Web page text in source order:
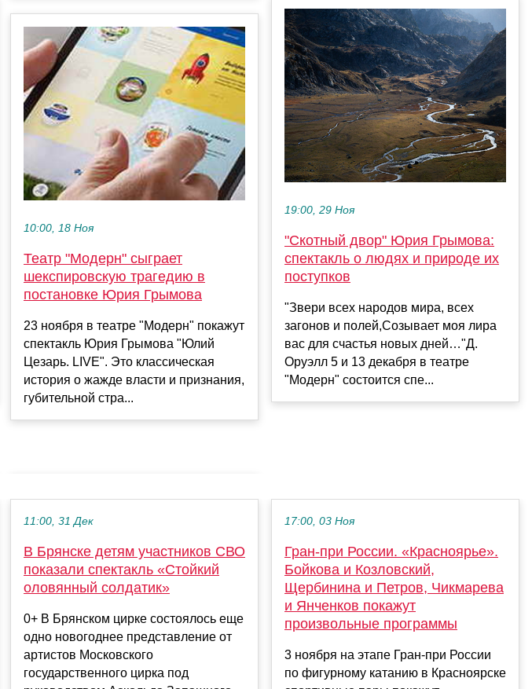
10:00, 18 Ноя
Театр "Модерн" сыграет
шекспировскую трагедию в
постановке Юрия Грымова
23 ноября в театре "Модерн" покажут
спектакль Юрия Грымова "Юлий
Цезарь. LIVE". Это классическая
история о жажде власти и признания,
губительной стра...
19:00, 29 Ноя
"Скотный двор" Юрия Грымова:
спектакль о людях и природе их
поступков
"Звери всех народов мира, всех
загонов и полей,Созывает моя лира
вас для счастья новых дней…"Д.
Оруэлл 5 и 13 декабря в театре
"Модерн" состоится спе...
11:00, 31 Дек
В Брянске детям участников СВО
показали спектакль «Стойкий
оловянный солдатик»
0+ В Брянском цирке состоялось еще
одно новогоднее представление от
артистов Московского
государственного цирка под
17:00, 03 Ноя
Гран-при России. «Красноярье».
Бойкова и Козловский,
Щербинина и Петров, Чикмарева
и Янченков покажут
произвольные программы
3 ноября на этапе Гран-при России
по фигурному катанию в Красноярске